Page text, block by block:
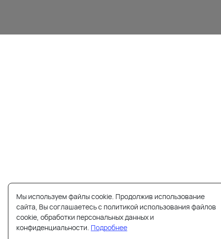
Мы используем файлы cookie. Продолжив использование
сайта, Вы соглашаетесь с политикой использования файлов
cookie, обработки персональных данных и
конфиденциальности. Подробнее